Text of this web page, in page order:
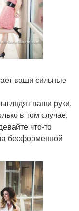
ваши сильные
ваши руки,
в том случае,
что-то
бесформенной